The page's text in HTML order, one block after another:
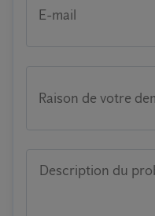
E-mail
Raison de votre
Description du